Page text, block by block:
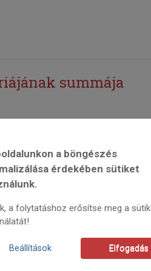
summája
Kati
a böngészés
érdekében sütiket
a folytatáshoz erősítse meg a sütik
Beállítások Elfogadás